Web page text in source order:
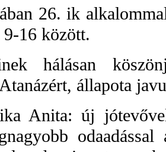
26. ik
16 között.
hálásan
állapota
Anita: új